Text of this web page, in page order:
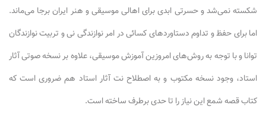
شکسته نمی‌شد و حسرتی ابدی برای اهالی موسیقی و هنر ایران برجا می‌ماند.
اما برای حفظ و تداوم دستاوردهای کسائی در امر نوازندگی نی و تربیت نوازندگان
توانا و با توجه به روش‌های امروزین آموزش موسیقی، علاوه بر نسخه صوتی آثار
استاد، وجود نسخه مکتوب و به اصطلاح نت آثار استاد هم ضروری است که
کتاب قصه شمع این نیاز را تا حدی برطرف ساخته است.